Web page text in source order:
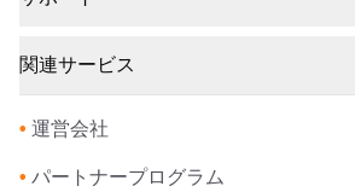
関連サービス
• 運営会社
• パートナープログラム